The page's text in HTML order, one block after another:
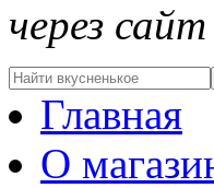
через
Главная
О